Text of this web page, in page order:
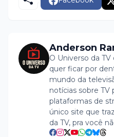
Anderson
O Universo da
quer ficar por
mundo da
notícias sobre TV
plataformas de
único site que
da TV, pra você